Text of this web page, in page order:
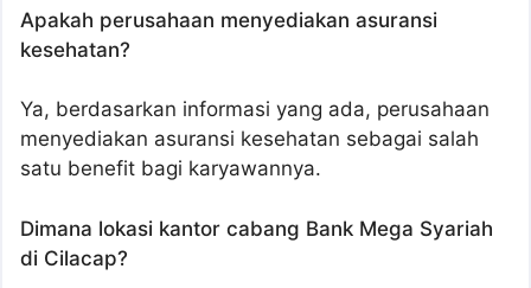
Apakah perusahaan menyediakan asuransi
kesehatan?
Ya, berdasarkan informasi yang ada, perusahaan
menyediakan asuransi kesehatan sebagai salah
satu benefit bagi karyawannya.
Dimana lokasi kantor cabang Bank Mega Syariah
di Cilacap?